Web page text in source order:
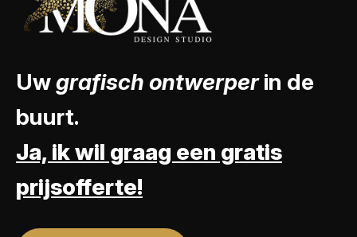
Uwgrafisch ontwerperin de
buurt.
Ja, ik wil graag een gratis
prijsofferte!